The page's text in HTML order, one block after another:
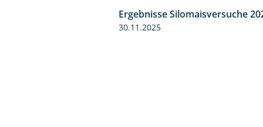
Ergebnisse Silomaisversuche
30.11.2025